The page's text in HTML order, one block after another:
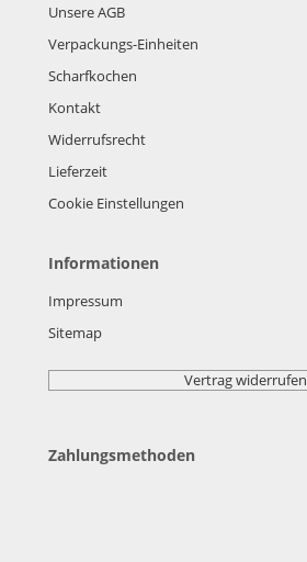
Unsere AGB
Verpackungs-Einheiten
Scharfkochen
Kontakt
Widerrufsrecht
Lieferzeit
Cookie Einstellungen
Informationen
Impressum
Sitemap
Vertrag widerrufen
Zahlungsmethoden